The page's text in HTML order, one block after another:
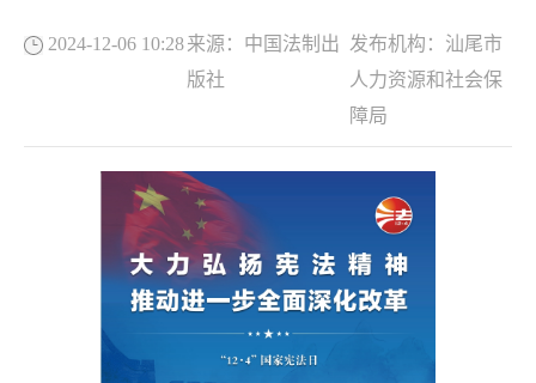
2024-12-06 10:28来源： 中国法制出
版社
发布机构： 汕尾市
人力资源和社会保
障局